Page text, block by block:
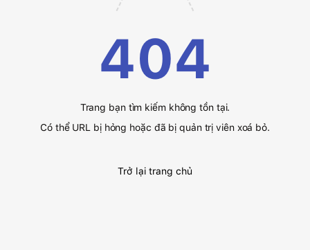
404
Trang bạn tìm kiếm không tồn tại.
Có thể URL bị hỏng hoặc đã bị quản trị viên xoá bỏ.
Trở lại trang chủ